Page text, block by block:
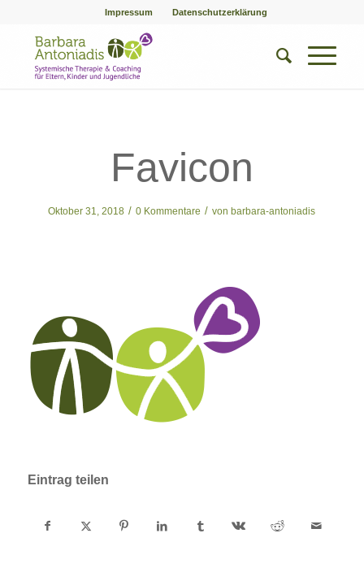
Impressum Datenschutzerklärung
Favicon
Oktober 31, 2018 / 0 Kommentare / von barbara-antoniadis
Eintrag teilen